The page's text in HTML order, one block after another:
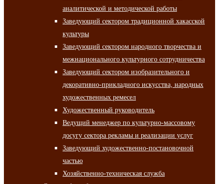
аналитической и методической работы
Заведующий сектором традиционной хакасской
культуры
Заведующий сектором народного творчества и
межнационального культурного сотрудничества
Заведующий сектором изобразительного и
декоративно-прикладного искусства, народных
художественных ремесел
Художественный руководитель
Ведущий менеджер по культурно-массовому
досугу сектора рекламы и реализации услуг
Заведующий художественно-постановочной
частью
Хозяйственно-техническая служба